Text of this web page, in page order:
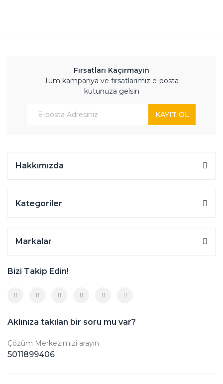
Fırsatları Kaçırmayın
Tüm kampanya ve fırsatlarımız e-posta
kutunuza gelsin
KAYIT OL
Hakkımızda
Kategoriler
Markalar
Bizi Takip Edin!
Aklınıza takılan bir soru mu var?
Çözüm Merkezimizi arayın
5011899406